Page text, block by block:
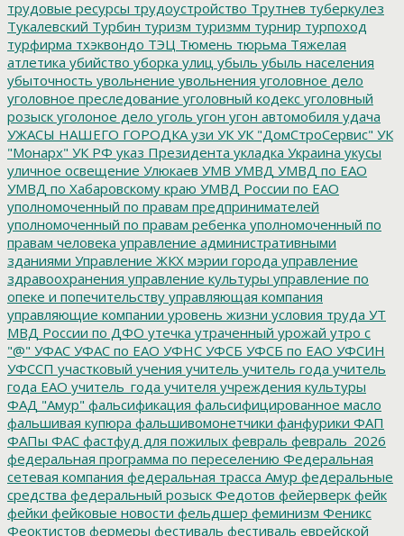
трудовые ресурсы трудоустройство Трутнев туберкулез
Тукалевский Турбин туризм туризмм турнир турпоход
турфирма тхэквондо ТЭЦ Тюмень тюрьма Тяжелая
атлетика убийство уборка улиц убыль убыль населения
убыточность увольнение увольнения уголовное дело
уголовное преследование уголовный кодекс уголовный
розыск уголоное дело уголь угон угон автомобиля удача
УЖАСЫ НАШЕГО ГОРОДКА узи УК УК "ДомСтроСервис" УК
"Монарх" УК РФ указ Президента укладка Украина укусы
уличное освещение Улюкаев УМВ УМВД УМВД по ЕАО
УМВД по Хабаровскому краю УМВД России по ЕАО
уполномоченный по правам предпринимателей
уполномоченный по правам ребенка уполномоченный по
правам человека управление административными
зданиями Управление ЖКХ мэрии города управление
здравоохранения управление культуры управление по
опеке и попечительству управляющая компания
управляющие компании уровень жизни условия труда УТ
МВД России по ДФО утечка утраченный урожай утро с
"@" УФАС УФАС по ЕАО УФНС УФСБ УФСБ по ЕАО УФСИН
УФССП участковый учения учитель учитель года учитель
года ЕАО учитель_года учителя учреждения культуры
ФАД "Амур" фальсификация фальсифицированное масло
фальшивая купюра фальшивомонетчики фанфурики ФАП
ФАПы ФАС фастфуд для пожилых февраль февраль_2026
федеральная программа по переселению Федеральная
сетевая компания федеральная трасса Амур федеральные
средства федеральный розыск Федотов фейерверк фейк
фейки фейковые новости фельдшер феминизм Феникс
Феоктистов фермеры фестиваль фестиваль еврейской